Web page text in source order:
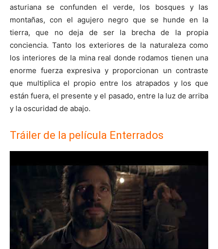
asturiana se confunden el verde, los bosques y las
montañas, con el agujero negro que se hunde en la
tierra, que no deja de ser la brecha de la propia
conciencia. Tanto los exteriores de la naturaleza como
los interiores de la mina real donde rodamos tienen una
enorme fuerza expresiva y proporcionan un contraste
que multiplica el propio entre los atrapados y los que
están fuera, el presente y el pasado, entre la luz de arriba
y la oscuridad de abajo.
Tráiler de la película Enterrados